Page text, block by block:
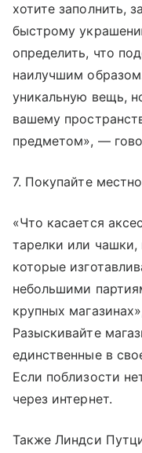
хотите заполнить,
быстрому
определить, что
наилучшим
уникальную вещь,
вашему
предметом», —
7. Покупайте
«Что касается
тарелки или
которые
небольшими
крупных
Разыскивайте
единственные в
Если поблизости
через интернет.
Также Линдси